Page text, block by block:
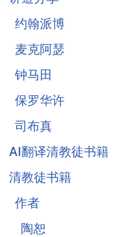
战胜罪恶的惧怕
约翰派博
麦克阿瑟
钟马田
保罗华许
司布真
AI翻译清教徒书籍
清教徒书籍
作者
陶恕